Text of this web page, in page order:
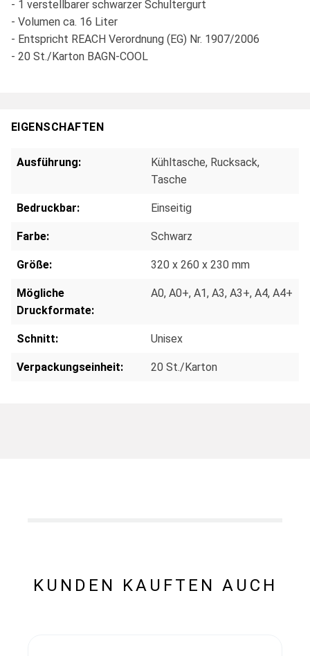
- 1 verstellbarer schwarzer Schultergurt
- Volumen ca. 16 Liter
- Entspricht REACH Verordnung (EG) Nr. 1907/2006
- 20 St./Karton BAGN-COOL
EIGENSCHAFTEN
Ausführung: Kühltasche, Rucksack,
Tasche
Bedruckbar: Einseitig
Farbe: Schwarz
Größe: 320 x 260 x 230 mm
Mögliche
Druckformate:
A0, A0+, A1, A3, A3+, A4, A4+
Schnitt: Unisex
Verpackungseinheit: 20 St./Karton
KUNDEN KAUFTEN AUCH